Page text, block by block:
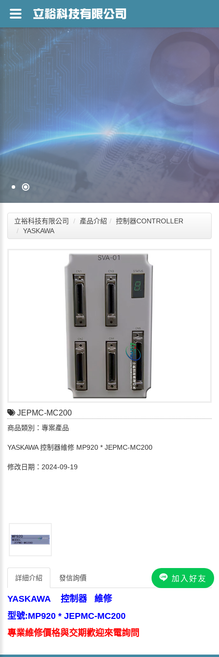
加入好友
立裕科技有限公司 產品介紹
控制器CONTROLLER
YASKAWA
JEPMC-MC200
商品類別：專案產品
YASKAWA 控制器維修 MP920 * JEPMC-MC200
修改日期：2024-09-19
詳細介紹 發信詢價
YASKAWA 控制器 維修
型號:MP920 * JEPMC-MC200
專業維修價格與交期歡迎來電詢問